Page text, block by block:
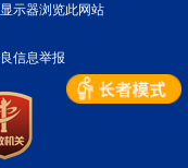
示器浏览此网站
信息举报